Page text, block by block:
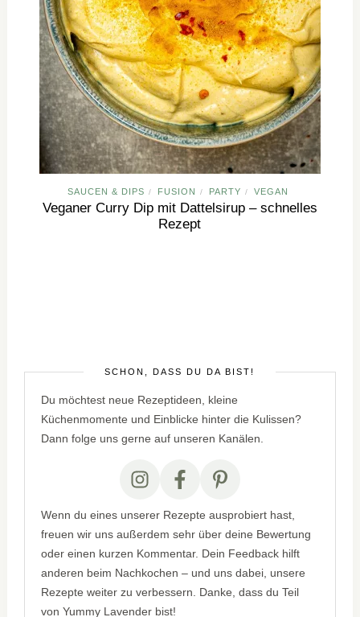
SAUCEN & DIPS / FUSION / PARTY / VEGAN
Veganer Curry Dip mit Dattelsirup – schnelles
Rezept
SCHÖN, DASS DU DA BIST!
Du möchtest neue Rezeptideen, kleine
Küchenmomente und Einblicke hinter die Kulissen?
Dann folge uns gerne auf unseren Kanälen.
Wenn du eines unserer Rezepte ausprobiert hast,
freuen wir uns außerdem sehr über deine Bewertung
oder einen kurzen Kommentar. Dein Feedback hilft
anderen beim Nachkochen – und uns dabei, unsere
Rezepte weiter zu verbessern. Danke, dass du Teil
von Yummy Lavender bist!